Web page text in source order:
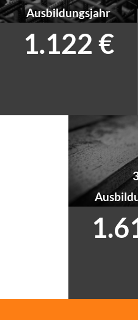
Ausbildungsjahr
1.122 €